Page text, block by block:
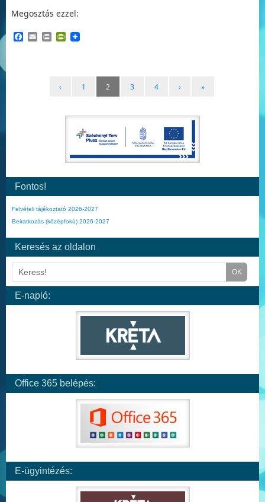
Megosztás ezzel:
Facebook
EmailPrintPrintFriendly
‹ 1 2 3 4 › »
Fontos!
Felvételi tájékoztató 2026-2027
Beiratkozás (középfokú) 2026-2027
Keresés az oldalon
E-napló:
Office 365 belépés:
E-ügyintézés: